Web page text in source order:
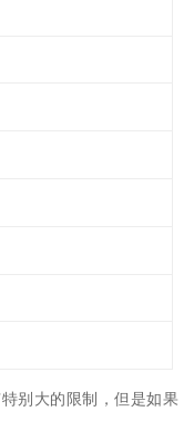
别大的限制，但是如果